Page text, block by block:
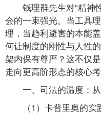
钱理群先生对“精神
会的一束强光。当工具
理，当趋利避害的本能
何让制度的刚性与人性
架内保有尊严？这不仅
走向更高阶形态的核心考
一、司法的温度：
（1）卡普里奥的